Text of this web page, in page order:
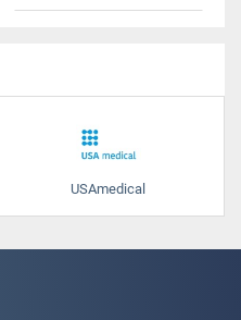
USAmedical